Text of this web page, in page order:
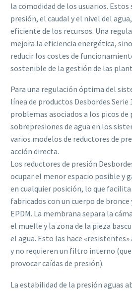
la comodidad de los usuarios.
presión, el caudal y el nivel del
eficiente de los recursos. Una
mejora la eficiencia energética,
reducir los costes de
sostenible de la gestión de las
Para una regulación óptima del
línea de productos Desbordes Serie
problemas asociados a los picos de
sobrepresiones de agua en los
varios modelos de reductores de
acción directa.
Los reductores de presión
ocupar el menor espacio posible y
en cualquier posición, lo que
fabricados con un cuerpo de bronce
EPDM. La membrana separa la
el muelle y la zona de la pieza
el agua. Esto las hace
y no requieren un filtro interno
provocar caídas de presión).
La estabilidad de la presión aguas